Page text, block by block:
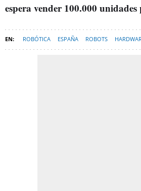
espera vender 100.000
ROBÓTICA ESPAÑA ROBOTS